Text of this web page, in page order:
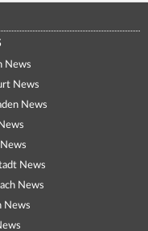
News
News
News
News
News
News